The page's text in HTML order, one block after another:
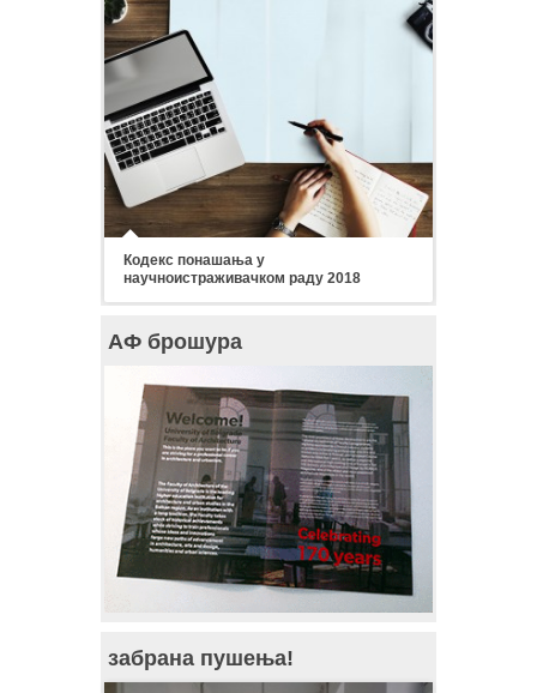
Кодекс понашања у
научноистраживачком раду 2018
АФ брошура
забрана пушења!